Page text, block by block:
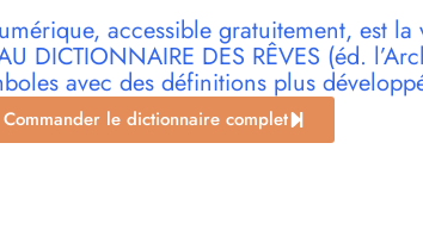
accessible gratuitement, est
DICTIONNAIRE DES RÊVES (éd.
avec des définitions plus
Commander le dictionnaire complet